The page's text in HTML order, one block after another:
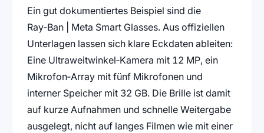
Ein gut dokumentiertes Beispiel sind die
Ray‑Ban | Meta Smart Glasses. Aus offiziellen
Unterlagen lassen sich klare Eckdaten ableiten:
Eine Ultraweitwinkel‑Kamera mit 12 MP, ein
Mikrofon‑Array mit fünf Mikrofonen und
interner Speicher mit 32 GB. Die Brille ist damit
auf kurze Aufnahmen und schnelle Weitergabe
ausgelegt, nicht auf langes Filmen wie mit einer